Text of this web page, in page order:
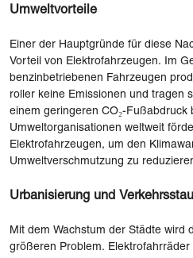
Umweltvorteile
Einer der Hauptgründe für diese
Vorteil von Elektrofahrzeugen. Im
benzinbetriebenen Fahrzeugen
roller keine Emissionen und tragen
einem geringeren CO₂-Fußabdruck
Umweltorganisationen weltweit
Elektrofahrzeugen, um den
Umweltverschmutzung zu
Urbanisierung und
Mit dem Wachstum der Städte wird
größeren Problem.